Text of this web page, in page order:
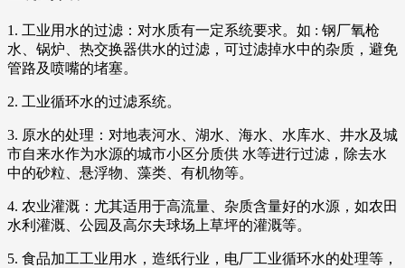
1. 工业用水的过滤：对水质有一定系统要求。如 : 钢厂氧枪
水、锅炉、热交换器供水的过滤，可过滤掉水中的杂质，避免
管路及喷嘴的堵塞。
2. 工业循环水的过滤系统。
3. 原水的处理：对地表河水、湖水、海水、水库水、井水及城
市自来水作为水源的城市小区分质供 水等进行过滤，除去水
中的砂粒、悬浮物、藻类、有机物等。
4. 农业灌溉：尤其适用于高流量、杂质含量好的水源，如农田
水利灌溉、公园及高尔夫球场上草坪的灌溉等。
5. 食品加工工业用水，造纸行业，电厂工业循环水的处理等，